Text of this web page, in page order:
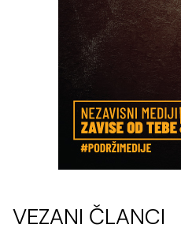
VEZANI ČLANCI